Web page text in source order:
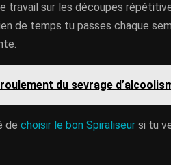
travail sur les découpes
de temps tu passes chaque
du sevrage
de choisir le bon Spiraliseur si tu